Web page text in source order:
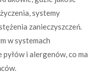
systemy
zanieczyszczeń.
w systemach
i alergenów, co ma